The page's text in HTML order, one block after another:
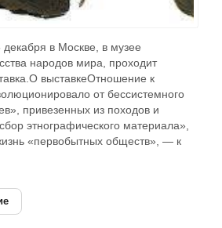
в Москве, в музее
народов мира, проходит
выставкеОтношение к
от бессистемного
привезенных из походов и
этнографического материала»,
«первобытных обществ», — к